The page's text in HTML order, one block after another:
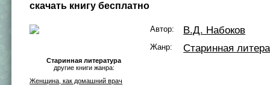
скачать книгу бесплатно
Старинная литература
другие книги жанра:
Женщина, как домашний врач
Автор: В.Д. Набоков
Жанр: Старинная